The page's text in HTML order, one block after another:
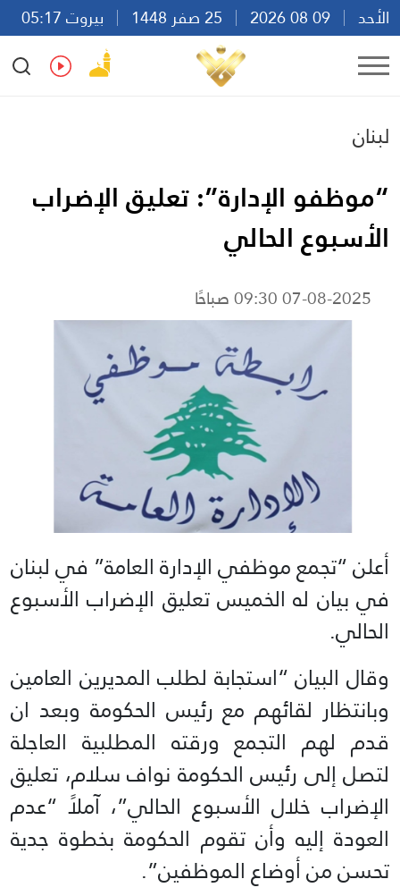
الأحد
بيروت 05:17
Ar
En Fr Es
لبنان
“موظفو الإدارة”: تعليق الإضراب
الأسبوع الحالي
07-08-2025 09:30 صباحًا
أعلن “تجمع موظفي الإدارة العامة” في لبنان
في بيان له الخميس تعليق الإضراب الأسبوع
الحالي.
وقال البيان “استجابة لطلب المديرين العامين
وبانتظار لقائهم مع رئيس الحكومة وبعد ان
قدم لهم التجمع ورقته المطلبية العاجلة
لتصل إلى رئيس الحكومة نواف سلام، تعليق
الإضراب خلال الأسبوع الحالي”، آملاً “عدم
العودة إليه وأن تقوم الحكومة بخطوة جدية
تحسن من أوضاع الموظفين”.